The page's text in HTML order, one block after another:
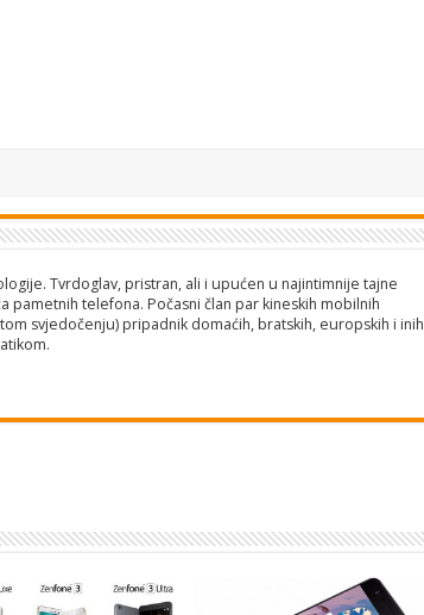
Tvrdoglav, pristran, ali i upućen u najintimnije tajne
pametnih telefona. Počasni član par kineskih mobilnih
svjedočenju) pripadnik domaćih, bratskih, europskih i inih